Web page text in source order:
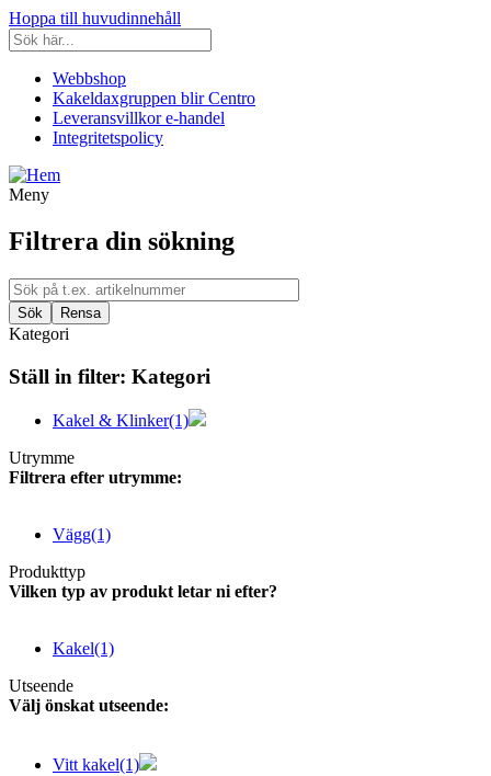
Hoppa till huvudinnehåll
Webbshop
Kakeldaxgruppen blir Centro
Leveransvillkor e-handel
Integritetspolicy
Meny
Filtrera din sökning
Kategori
Ställ in filter: Kategori
Kakel & Klinker(1)
Utrymme
Filtrera efter utrymme:
Vägg(1)
Produkttyp
Vilken typ av produkt letar ni efter?
Kakel(1)
Utseende
Välj önskat utseende:
Vitt kakel(1)